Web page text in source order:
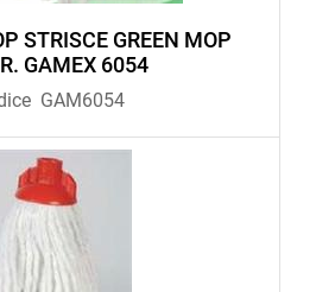
STRISCE GREEN MOP
GAMEX 6054
GAM6054